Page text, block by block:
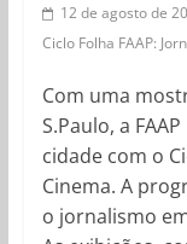
12 de agosto de
Ciclo Folha FAAP:
Com uma
S.Paulo, a
cidade com o
Cinema. A
o jornalismo